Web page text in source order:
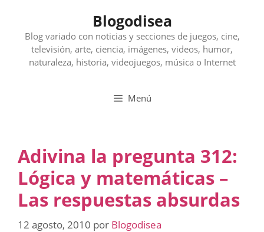
contenido
Blogodisea
Blog variado con noticias y secciones de juegos, cine,
televisión, arte, ciencia, imágenes, videos, humor,
naturaleza, historia, videojuegos, música o Internet
Menú
Adivina la pregunta 312:
Lógica y matemáticas –
Las respuestas absurdas
12 agosto, 2010 por Blogodisea